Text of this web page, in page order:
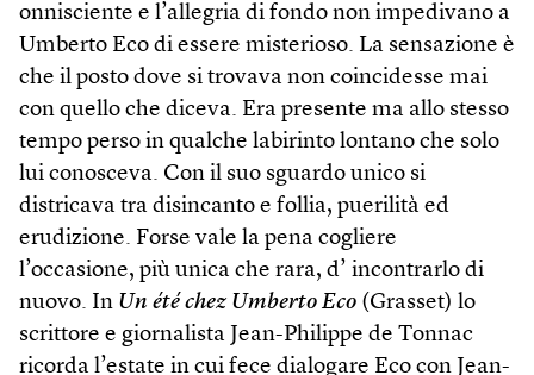
onnisciente e l’allegria di fondo non impedivano a
Umberto Eco di essere misterioso. La sensazione è
che il posto dove si trovava non coincidesse mai
con quello che diceva. Era presente ma allo stesso
tempo perso in qualche labirinto lontano che solo
lui conosceva. Con il suo sguardo unico si
districava tra disincanto e follia, puerilità ed
erudizione. Forse vale la pena cogliere
l’occasione, più unica che rara, d’ incontrarlo di
nuovo. In Un été chez Umberto Eco (Grasset) lo
scrittore e giornalista Jean-Philippe de Tonnac
ricorda l’estate in cui fece dialogare Eco con Jean-